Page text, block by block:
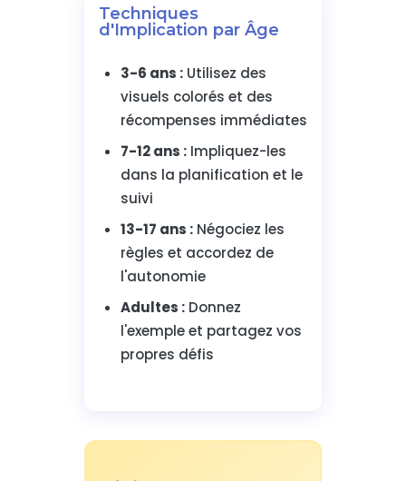
Techniques
d'Implication par Âge
3-6 ans :Utilisez des
visuels colorés et des
récompenses immédiates
7-12 ans :Impliquez-les
dans la planification et le
suivi
13-17 ans :Négociez les
règles et accordez de
l'autonomie
Adultes :Donnez
l'exemple et partagez vos
propres défis